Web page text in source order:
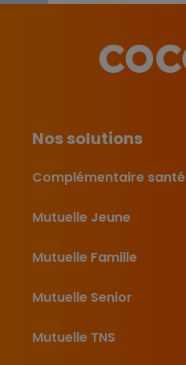
Nos solutions
Complémentaire santé
Mutuelle Jeune
Mutuelle Famille
Mutuelle Senior
Mutuelle TNS